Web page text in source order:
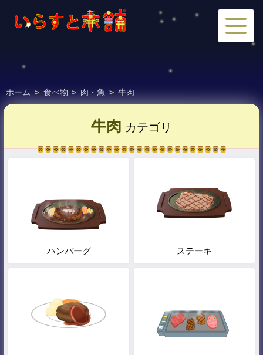
ホーム > 食べ物 > 肉・魚 > 牛肉
牛肉 カテゴリ
ハンバーグ ステーキ